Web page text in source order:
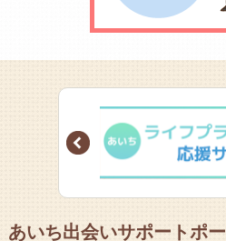
Prev
あいち出会いサポートポ